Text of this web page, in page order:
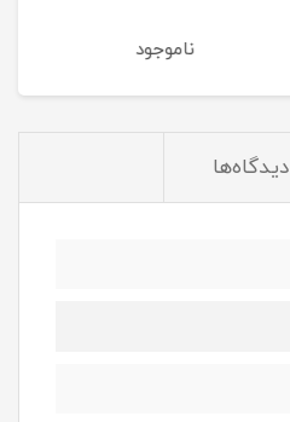
ناموجود
دیدگاه‌ها